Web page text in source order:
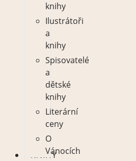
knihy
Ilustrátoři
a
knihy
Spisovatelé
a
dětské
knihy
Literární
ceny
O
Vánocích
KNIHY